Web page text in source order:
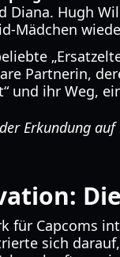
Diana. Hugh
Mädchen
Partnerin,
und ihr Weg,
Erkundung
für Capcoms
sich